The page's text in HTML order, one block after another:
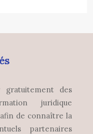
des
juridique
de connaître la
partenaires